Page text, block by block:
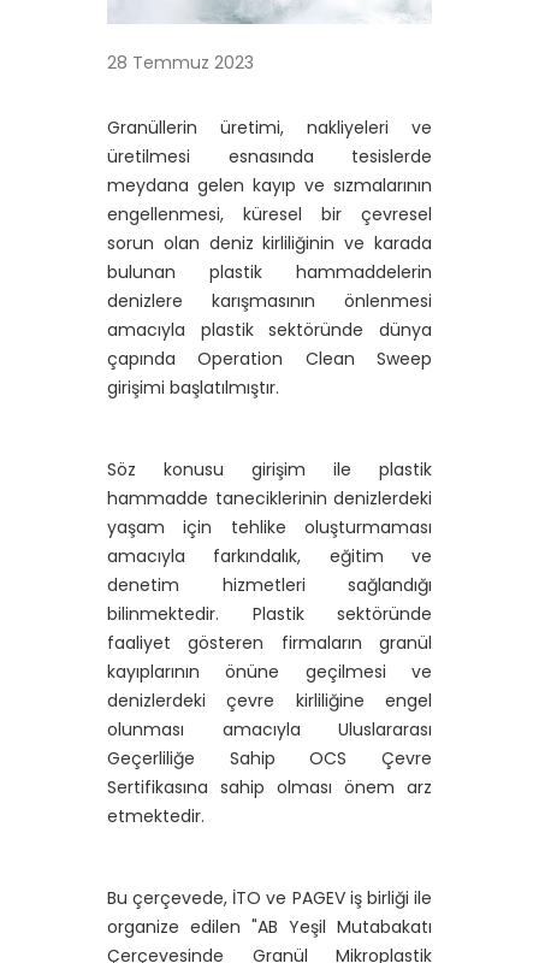
28 Temmuz 2023
Granüllerin üretimi, nakliyeleri ve
üretilmesi esnasında tesislerde
meydana gelen kayıp ve sızmalarının
engellenmesi, küresel bir çevresel
sorun olan deniz kirliliğinin ve karada
bulunan plastik hammaddelerin
denizlere karışmasının önlenmesi
amacıyla plastik sektöründe dünya
çapında Operation Clean Sweep
girişimi başlatılmıştır.
Söz konusu girişim ile plastik
hammadde taneciklerinin denizlerdeki
yaşam için tehlike oluşturmaması
amacıyla farkındalık, eğitim ve
denetim hizmetleri sağlandığı
bilinmektedir. Plastik sektöründe
faaliyet gösteren firmaların granül
kayıplarının önüne geçilmesi ve
denizlerdeki çevre kirliliğine engel
olunması amacıyla Uluslararası
Geçerliliğe Sahip OCS Çevre
Sertifikasına sahip olması önem arz
etmektedir.
Bu çerçevede, İTO ve PAGEV iş birliği ile
organize edilen "AB Yeşil Mutabakatı
Çerçevesinde Granül Mikroplastik